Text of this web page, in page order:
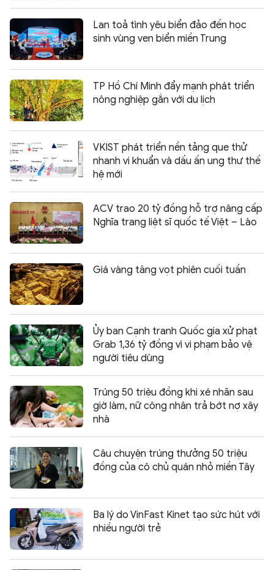
Lan toả tình yêu biển đảo đến học
sinh vùng ven biển miền Trung
TP Hồ Chí Minh đẩy mạnh phát triển
nông nghiệp gắn với du lịch
VKIST phát triển nền tảng que thử
nhanh vi khuẩn và dấu ấn ung thư thế
hệ mới
ACV trao 20 tỷ đồng hỗ trợ nâng cấp
Nghĩa trang liệt sĩ quốc tế Việt – Lào
Giá vàng tăng vọt phiên cuối tuần
Ủy ban Cạnh tranh Quốc gia xử phạt
Grab 1,36 tỷ đồng vì vi phạm bảo vệ
người tiêu dùng
Trúng 50 triệu đồng khi xé nhãn sau
giờ làm, nữ công nhân trả bớt nợ xây
nhà
Câu chuyện trúng thưởng 50 triệu
đồng của cô chủ quán nhỏ miền Tây
Ba lý do VinFast Kinet tạo sức hút với
nhiều người trẻ